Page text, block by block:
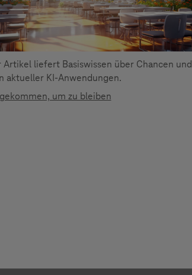
Artikel liefert Basiswissen über Chancen und
aktueller KI-Anwendungen.
um zu bleiben